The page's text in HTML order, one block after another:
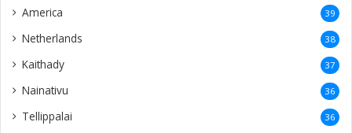
America 39
Netherlands 38
Kaithady 37
Nainativu 36
Tellippalai 36